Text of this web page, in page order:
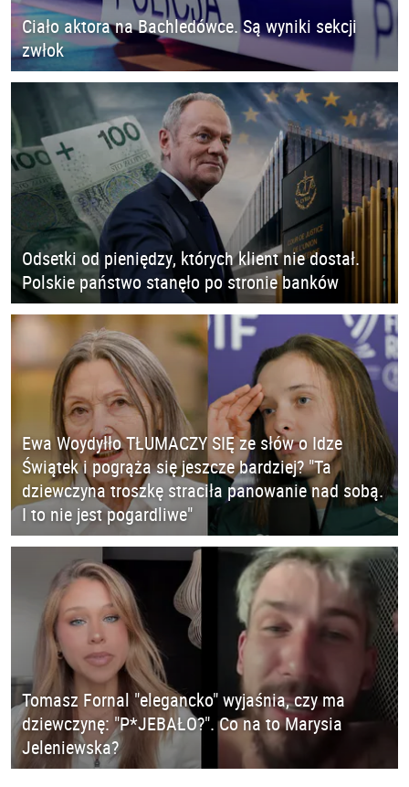
Ciało aktora na Bachledówce. Są wyniki sekcji
zwłok
Odsetki od pieniędzy, których klient nie dostał.
Polskie państwo stanęło po stronie banków
Ewa Woydyłło TŁUMACZY SIĘ ze słów o Idze
Świątek i pogrąża się jeszcze bardziej? "Ta
dziewczyna troszkę straciła panowanie nad sobą.
I to nie jest pogardliwe"
Tomasz Fornal "elegancko" wyjaśnia, czy ma
dziewczynę: "P*JEBAŁO?". Co na to Marysia
Jeleniewska?